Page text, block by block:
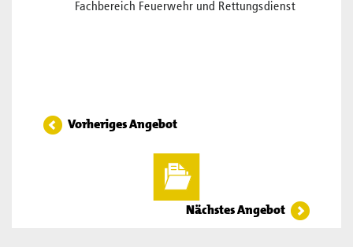
Fachbereich Feuerwehr und Rettungsdienst
Vorheriges Angebot
Nächstes Angebot